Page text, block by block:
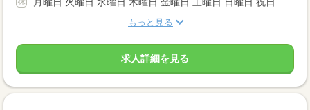
もっと見る
求人詳細を見る